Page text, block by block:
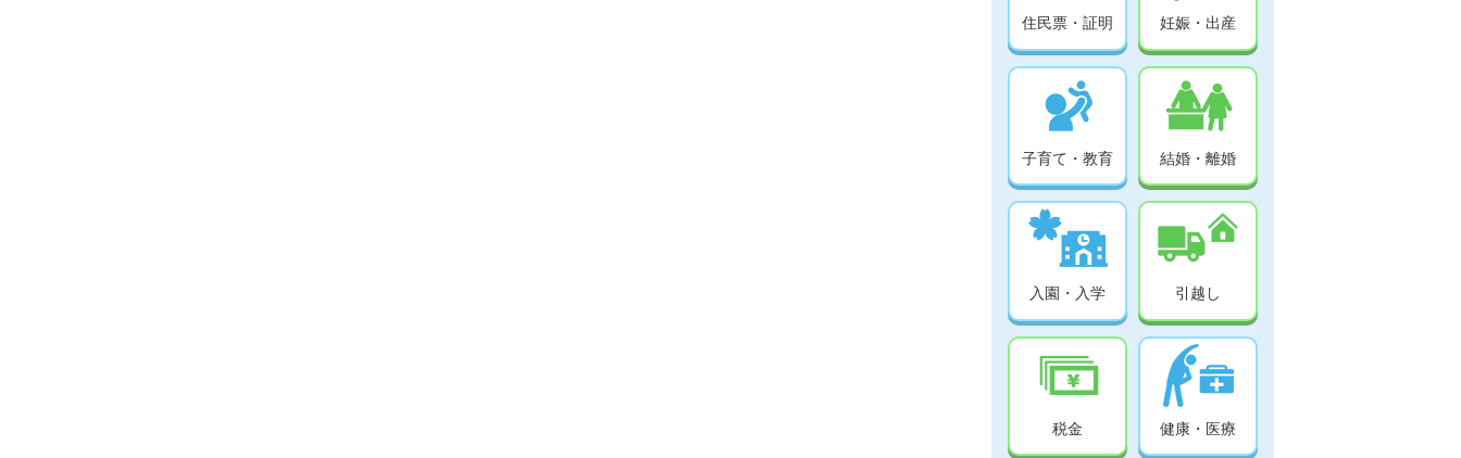
住民票・証明 妊娠・出産
子育て・教育 結婚・離婚
入園・入学 引越し
税金 健康・医療